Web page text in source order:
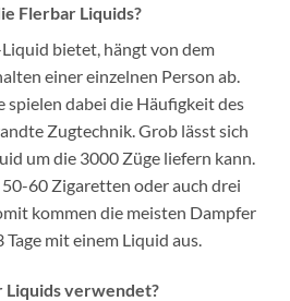
Flerbar Liquids?
bietet, hängt von dem
einer einzelnen Person ab.
spielen dabei die Häufigkeit des
Zugtechnik. Grob lässt sich
um die 3000 Züge liefern kann.
60 Zigaretten oder auch drei
kommen die meisten Dampfer
mit einem Liquid aus.
verwendet?